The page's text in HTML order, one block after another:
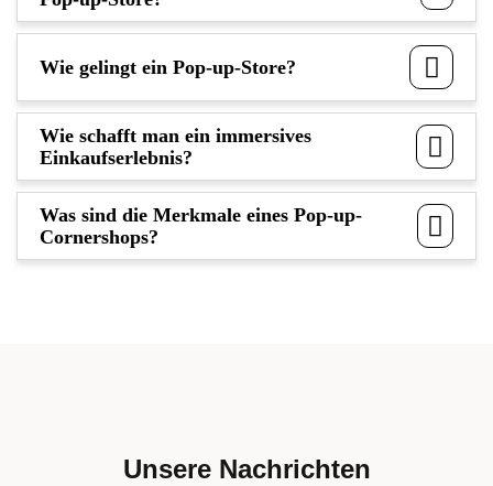
Wie gelingt ein Pop-up-Store?
Wie schafft man ein immersives
Einkaufserlebnis?
Was sind die Merkmale eines Pop-up-
Cornershops?
Unsere Nachrichten